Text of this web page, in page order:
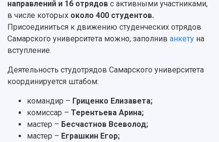
Инжиниринговый центр
Аграрный карбоновый полигон
Архив
Фирменный стиль
Устойчивое развитие
3D-тур по университету
Музеи
Учебный аэродром
Скидки на обучение
Подготовительные курсы
Библиотека
Видеолекции
Противодействие COVID-19
деятельности
Научно-технические разработки
Конкурсы научных проектов и грантов
Областной конкурс "Молодой учёный"
Отчеты о научно-исследовательской
деятельности
Журналы Самарского университета
Патенты
Публикации и издания
Отчеты о проведенных конференциях
направлений и 16 отрядов с активными участниками,
в числе которых около 400 студентов.
Присоединиться к движению студенческих отрядов
Самарского университета можно, заполнив анкету на
вступление.
Деятельность студотрядов Самарского университета
координируется штабом:
командир – Гриценко Елизавета;
комиссар – Терентьева Арина;
мастер – Бесчастнов Всеволод;
мастер – Еграшкин Егор;